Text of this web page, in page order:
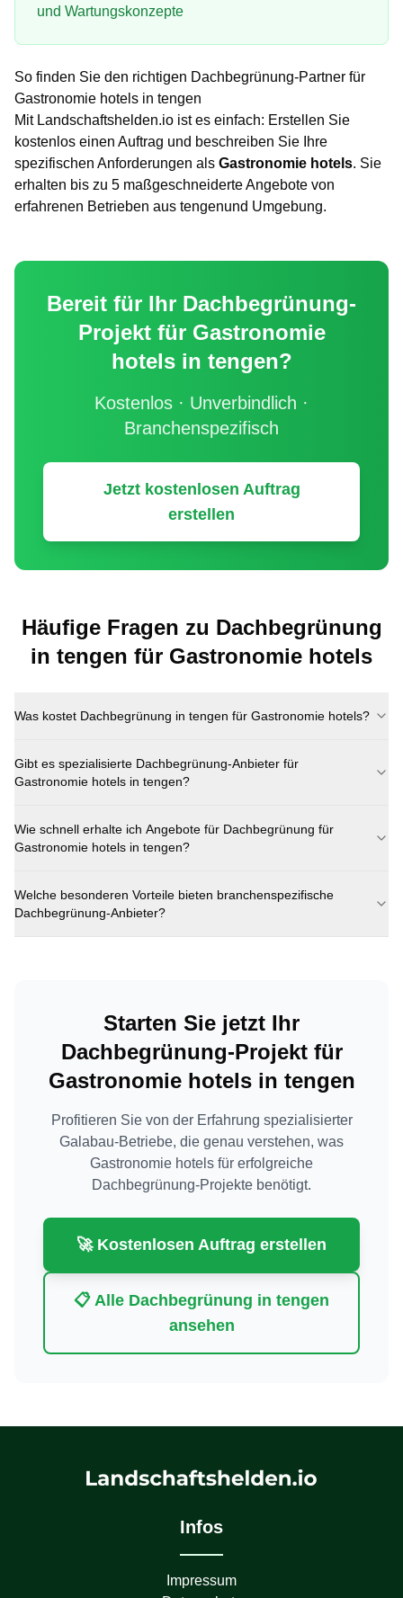
und Wartungskonzepte
So finden Sie den richtigen Dachbegrünung-Partner für
Gastronomie hotels in tengen
Mit Landschaftshelden.io ist es einfach: Erstellen Sie
kostenlos einen Auftrag und beschreiben Sie Ihre
spezifischen Anforderungen als Gastronomie hotels. Sie
erhalten bis zu 5 maßgeschneiderte Angebote von
erfahrenen Betrieben aus tengenund Umgebung.
Bereit für Ihr Dachbegrünung-
Projekt für Gastronomie
hotelsin tengen?
Kostenlos · Unverbindlich ·
Branchenspezifisch
Jetzt kostenlosen Auftrag
erstellen
Häufige Fragen zu Dachbegrünung
in tengen für Gastronomie hotels
Was kostet Dachbegrünung in tengen für Gastronomie hotels?
Gibt es spezialisierte Dachbegrünung-Anbieter für
Gastronomie hotels in tengen?
Wie schnell erhalte ich Angebote für Dachbegrünung für
Gastronomie hotels in tengen?
Welche besonderen Vorteile bieten branchenspezifische
Dachbegrünung-Anbieter?
Starten Sie jetzt Ihr
Dachbegrünung-Projekt für
Gastronomie hotelsin tengen
Profitieren Sie von der Erfahrung spezialisierter
Galabau-Betriebe, die genau verstehen, was
Gastronomie hotels für erfolgreiche
Dachbegrünung-Projekte benötigt.
🚀 Kostenlosen Auftrag erstellen
📋 Alle Dachbegrünung in tengen
ansehen
Infos
Impressum